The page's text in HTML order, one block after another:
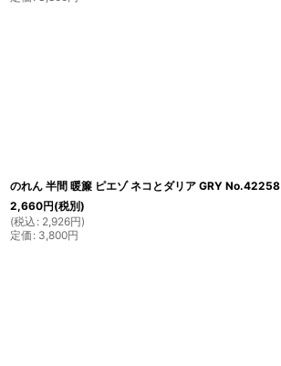
のれん 半間 暖簾 ピエゾ ネコとダリア GRY No.42258
2,660円(税別)
(税込 : 2,926円)
定価 : 3,800円